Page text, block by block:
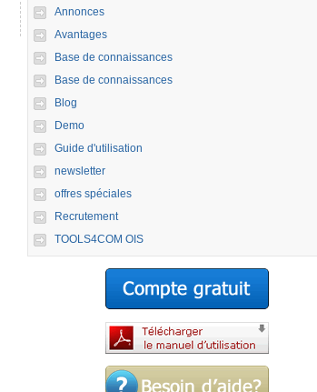
Annonces
Avantages
Base de connaissances
Base de connaissances
Blog
Demo
Guide d'utilisation
newsletter
offres spéciales
Recrutement
TOOLS4COM OIS